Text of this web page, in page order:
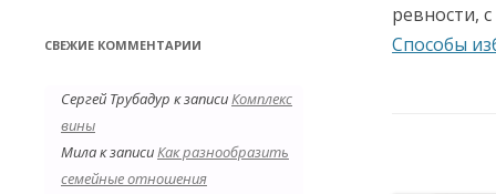
ревности,
Способы
СВЕЖИЕ КОММЕНТАРИИ
Сергей Трубадур к записиКомплекс
вины
Милак записиКак разнообразить
семейные отношения